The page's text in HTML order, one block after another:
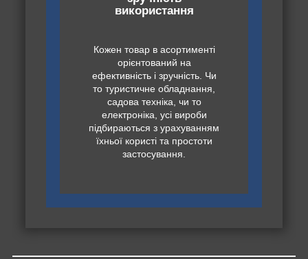
використання
Кожен товар в асортименті
орієнтований на
ефективність і зручність. Чи
то туристичне обладнання,
садова техніка, чи то
електроніка, усі вироби
підбираються з урахуванням
їхньої користі та простоти
застосування.